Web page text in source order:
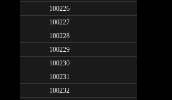
100226
100227
100228
100229
100230
100231
100232